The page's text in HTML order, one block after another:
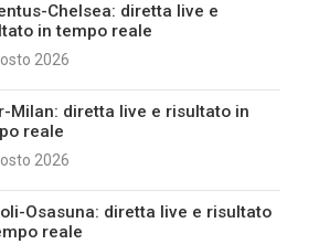
Chelsea: diretta live e
in tempo reale
2026
Milan: diretta live e risultato in
reale
2026
Osasuna: diretta live e risultato
reale